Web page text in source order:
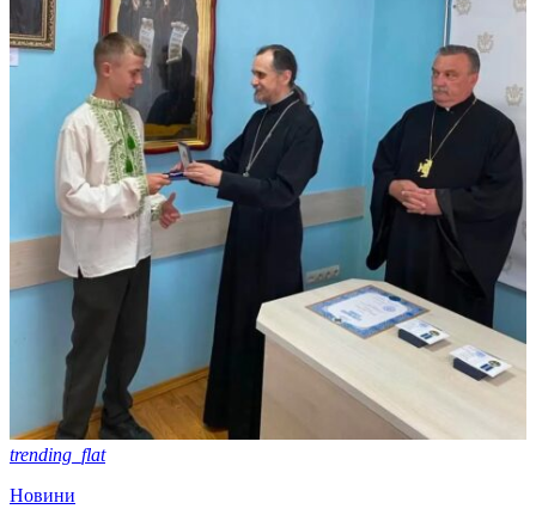
trending_flat
Новини